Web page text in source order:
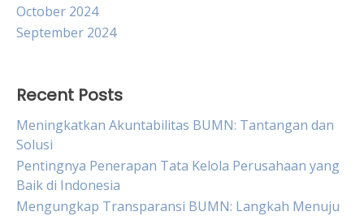
October 2024
September 2024
Recent Posts
Meningkatkan Akuntabilitas BUMN: Tantangan dan
Solusi
Pentingnya Penerapan Tata Kelola Perusahaan yang
Baik di Indonesia
Mengungkap Transparansi BUMN: Langkah Menuju